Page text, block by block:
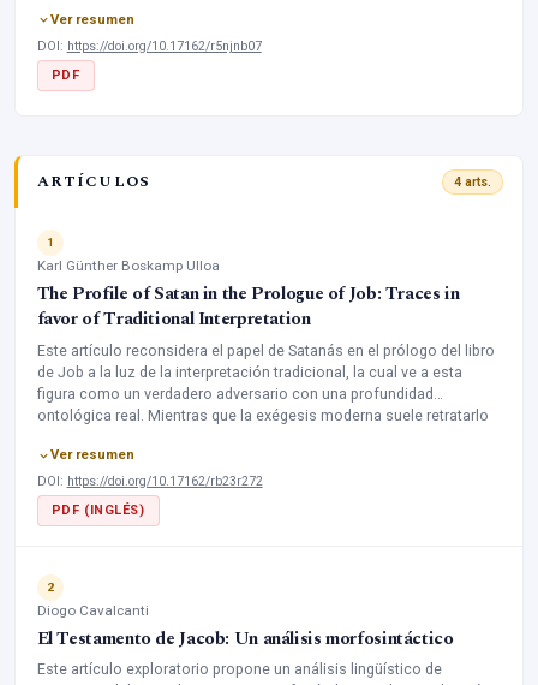
Escritura y la investigación, entre la tradición y el pensamiento
crítico. Su historia es también la historia de una comunidad que ha
creído en el poder transformador de la Palabra de Dios y en la
necesidad de pensarla con profundidad, rigor y compromiso.
Ver resumen
DOI: https://doi.org/10.17162/r5njnb07
PDF
ARTÍCULOS 4 arts.
1
Karl Günther Boskamp Ulloa
The Profile of Satan in the Prologue of Job: Traces in
favor of Traditional Interpretation
Este artículo reconsidera el papel de Satanás en el prólogo del libro
de Job a la luz de la interpretación tradicional, la cual ve a esta
figura como un verdadero adversario con una profundidad
ontológica real. Mientras que la exégesis moderna suele retratarlo
pueden basarse en supuestos no plenamente fundamentados en el
texto. A través de un análisis textual, narrativo y teológico
minucioso, el estudio propone que Satanás desempeña un papel
central en un conflicto cósmico, actuando como acusador que
sapiencial y del canon bíblico en general, el artículo busca contribuir
a una lectura teológica más profunda de esta compleja figura.
Ver resumen
DOI: https://doi.org/10.17162/rb23r272
PDF (INGLÉS)
2
Diogo Cavalcanti
El Testamento de Jacob: Un análisis morfosintáctico
Este artículo exploratorio propone un análisis lingüístico de